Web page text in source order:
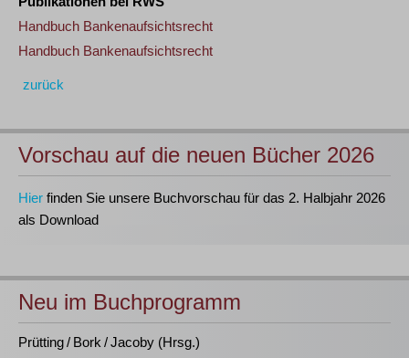
Handbuch Bankenaufsichtsrecht
Handbuch Bankenaufsichtsrecht
zurück
Vorschau auf die neuen Bücher 2026
Hier finden Sie unsere Buchvorschau für das 2. Halbjahr 2026
als Download
Neu im Buchprogramm
Prütting / Bork / Jacoby (Hrsg.)